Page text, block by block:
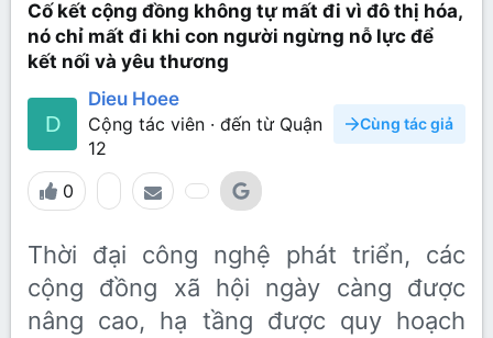
Cố kết cộng đồng không tự mất đi vì đô thị hóa,
nó chỉ mất đi khi con người ngừng nỗ lực để
kết nối và yêu thương
D
Dieu Hoee
Cộng tác viên · đến từ Quận
12
Cùng tác giả
0
Thời đại công nghệ phát triển, các
cộng đồng xã hội ngày càng được
nâng cao, hạ tầng được quy hoạch